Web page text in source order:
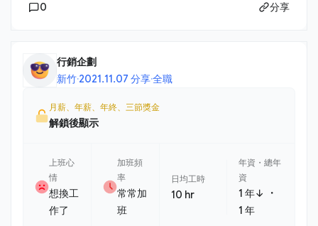
0 分享
行銷企劃
新竹·2021.11.07 分享·全職
月薪、年薪、年終、三節獎金
解鎖後顯示
上班心
情
想換工
作了
加班頻
率
常常加
班
日均工時
10 hr
年資・總年
資
1 年↓ ・
1 年